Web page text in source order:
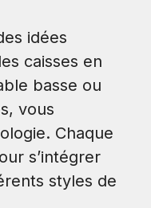
idées
caisses en
basse ou
vous
Chaque
s’intégrer
styles de